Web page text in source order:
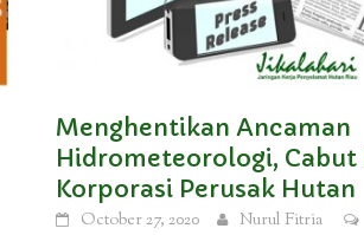
Menghentikan Ancaman
Hidrometeorologi, Cabut
Korporasi Perusak Hutan
October 27, 2020 Nurul Fitria